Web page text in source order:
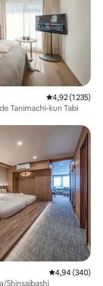
Évaluation
4,92 (1 235)
Tanimachi-kun Tabi
Évaluation
4,94 (340)